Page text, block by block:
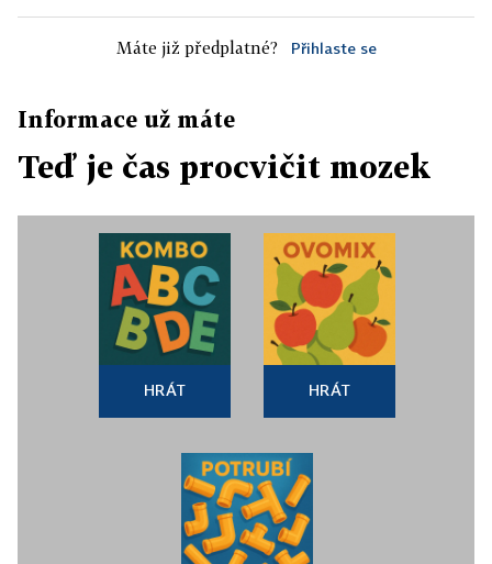
Máte již předplatné? Přihlaste se
Informace už máte
Teď je čas procvičit mozek
HRÁT HRÁT